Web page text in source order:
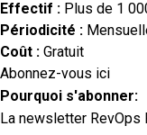
Effectif : Plus de 1
Périodicité :
Coût : Gratuit
Abonnez-vous ici
Pourquoi s'abonner:
La newsletter